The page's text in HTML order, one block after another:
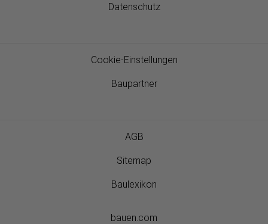
Datenschutz
Cookie-Einstellungen
Baupartner
AGB
Sitemap
Baulexikon
bauen.com